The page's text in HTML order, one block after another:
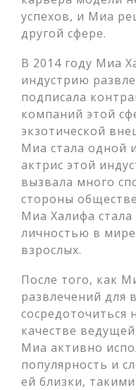
успехов, и Миа
другой сфере.
В 2014 году Миа
индустрию
подписала
компаний этой
экзотической
Миа стала одной
актрис этой
вызвала много
стороны
Миа Халифа
личностью в
взрослых.
После того, как
развлечений для
сосредоточиться
качестве
Миа активно
популярность и
ей близки,